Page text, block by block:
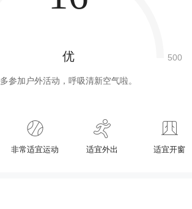
优
多参加户外活动，呼吸清新空气啦。
非常适宜运动 适宜外出 适宜开窗